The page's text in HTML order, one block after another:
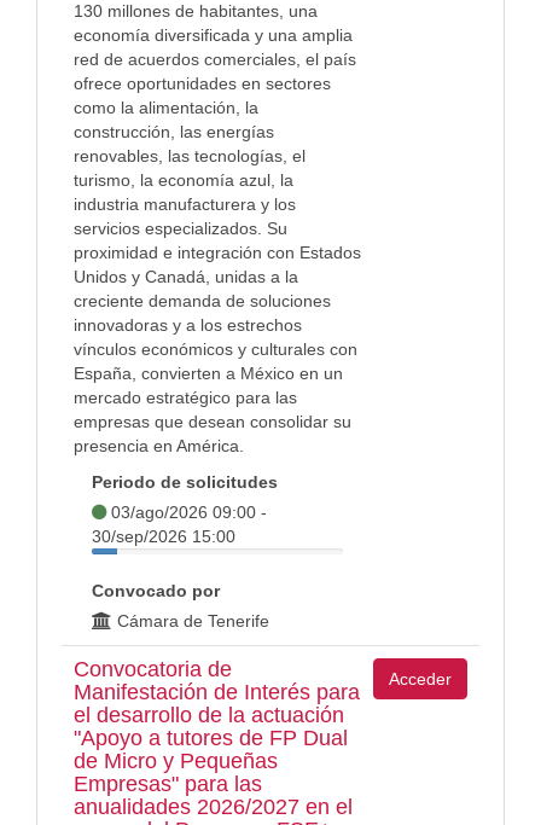
130 millones de habitantes, una
economía diversificada y una amplia
red de acuerdos comerciales, el país
ofrece oportunidades en sectores
como la alimentación, la
construcción, las energías
renovables, las tecnologías, el
turismo, la economía azul, la
industria manufacturera y los
servicios especializados. Su
proximidad e integración con Estados
Unidos y Canadá, unidas a la
creciente demanda de soluciones
innovadoras y a los estrechos
vínculos económicos y culturales con
España, convierten a México en un
mercado estratégico para las
empresas que desean consolidar su
presencia en América.
Periodo de solicitudes
03/ago/2026 09:00 -
30/sep/2026 15:00
Convocado por
Cámara de Tenerife
Convocatoria de
Manifestación de Interés para
el desarrollo de la actuación
"Apoyo a tutores de FP Dual
de Micro y Pequeñas
Empresas" para las
anualidades 2026/2027 en el
Acceder